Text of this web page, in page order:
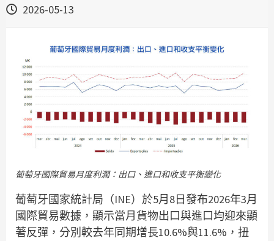
2026-05-13
葡萄牙國際貿易月度利潤：出口、進口和收支平衡變化
葡萄牙國家統計局（INE）於5月8日發布2026年3月
國際貿易數據，顯示當月貨物出口與進口均迎來顯
著反彈，分別較去年同期增長10.6%與11.6%，扭